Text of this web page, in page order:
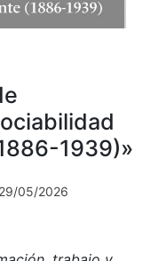
1939)»
29/05/2026